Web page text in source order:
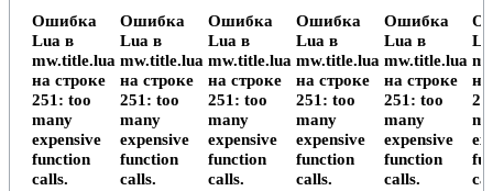
Ошибка
Lua в
mw.title.lua
на строке
251: too
many
expensive
function
calls.
Ошибка
Lua в
mw.title.lua
на строке
251: too
many
expensive
function
calls.
Ошибка
Lua в
mw.title.lua
на строке
251: too
many
expensive
function
calls.
Ошибка
Lua в
mw.title.lua
на строке
251: too
many
expensive
function
calls.
Ошибка
Lua в
mw.title.lua
на строке
251: too
many
expensive
function
calls.
на